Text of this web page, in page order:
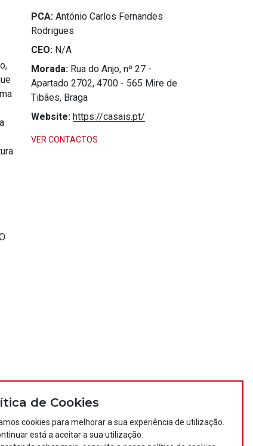
PCA: António Carlos Fernandes
Rodrigues
CEO: N/A
Morada: Rua do Anjo, nº 27 -
Apartado 2702, 4700 - 565 Mire de
Tibães, Braga
Website: https://casais.pt/
VER CONTACTOS
de Cookies
cookies para melhorar a sua experiência de utilização.
está a aceitar a sua utilização.